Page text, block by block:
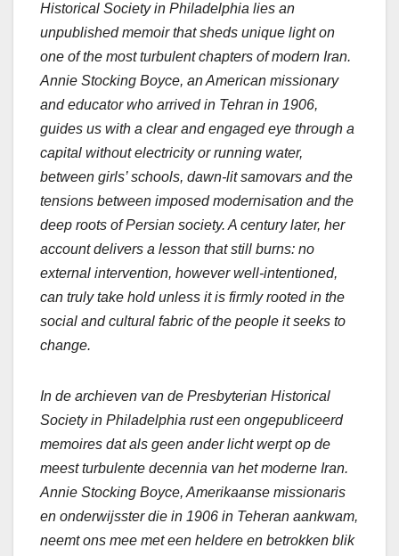
Historical Society in Philadelphia lies an
unpublished memoir that sheds unique light on
one of the most turbulent chapters of modern Iran.
Annie Stocking Boyce, an American missionary
and educator who arrived in Tehran in 1906,
guides us with a clear and engaged eye through a
capital without electricity or running water,
between girls’ schools, dawn-lit samovars and the
tensions between imposed modernisation and the
deep roots of Persian society. A century later, her
account delivers a lesson that still burns: no
external intervention, however well-intentioned,
can truly take hold unless it is firmly rooted in the
social and cultural fabric of the people it seeks to
change.
In de archieven van de Presbyterian Historical
Society in Philadelphia rust een ongepubliceerd
memoires dat als geen ander licht werpt op de
meest turbulente decennia van het moderne Iran.
Annie Stocking Boyce, Amerikaanse missionaris
en onderwijsster die in 1906 in Teheran aankwam,
neemt ons mee met een heldere en betrokken blik